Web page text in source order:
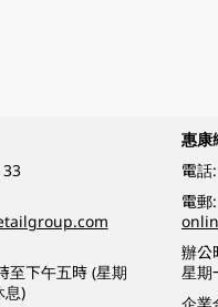
至下午五時 (星期
息)
惠康
電話:
電郵:
辦公
星期